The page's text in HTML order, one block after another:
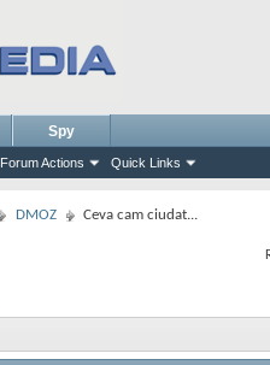
Forum Actions Quick Links
Spy
DMOZ Ceva cam ciudat...